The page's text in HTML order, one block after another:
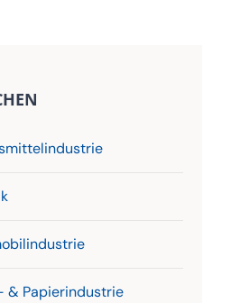
& Papierindustrie